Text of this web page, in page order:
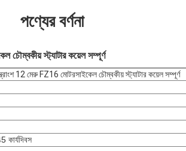
পণ্যের বর্ণনা
চৌম্বকীয় স্ট্যাটার কয়েল সম্পূর্ণ
12 মেরু FZ16 মোটরসাইকেল চৌম্বকীয় স্ট্যাটার কয়েল সম্পূর্ণ